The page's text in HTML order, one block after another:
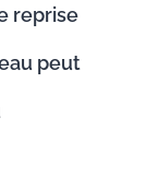
reprise
peut